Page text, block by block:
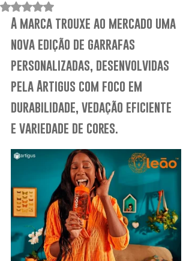
Avaliado com NaN de 5 estrelas.
A marca trouxe ao mercado uma
nova edição de garrafas
personalizadas, desenvolvidas
pela Artigus com foco em
durabilidade, vedação eficiente
e variedade de cores.